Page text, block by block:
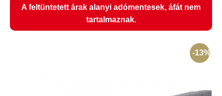
A feltüntetett árak alanyi adómentesek, áfát nem
tartalmaznak.
-13%